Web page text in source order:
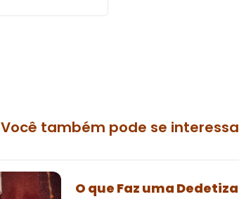
Você também pode se
O que Faz uma